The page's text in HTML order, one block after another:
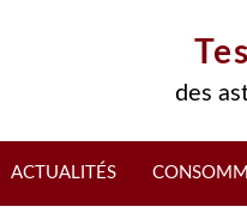
des
ACTUALITÉS